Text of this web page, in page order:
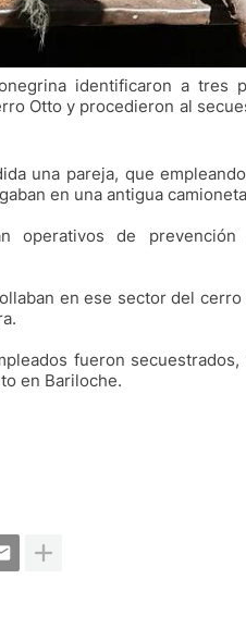
identificaron a tres
Otto y procedieron al
una pareja, que
en una antigua
operativos de
en ese sector del
fueron
en Bariloche.